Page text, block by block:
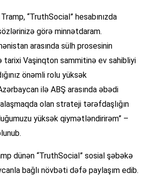
“TruthSocial” hesabınızda
görə minnətdaram.
arasında sülh prosesinin
tarixi Vaşinqton sammitinə ev sahibliyi
önəmli rolu yüksək
ilə ABŞ arasında əbədi
olan strateji tərəfdaşlığın
yüksək qiymətləndirirəm” –
dünən “TruthSocial” sosial şəbəkə
bağlı növbəti dəfə paylaşım edib.